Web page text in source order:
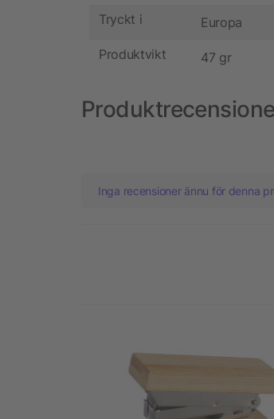
Tryckt i Europa
Produktvikt 47 gr
Inga recensioner ännu för denna